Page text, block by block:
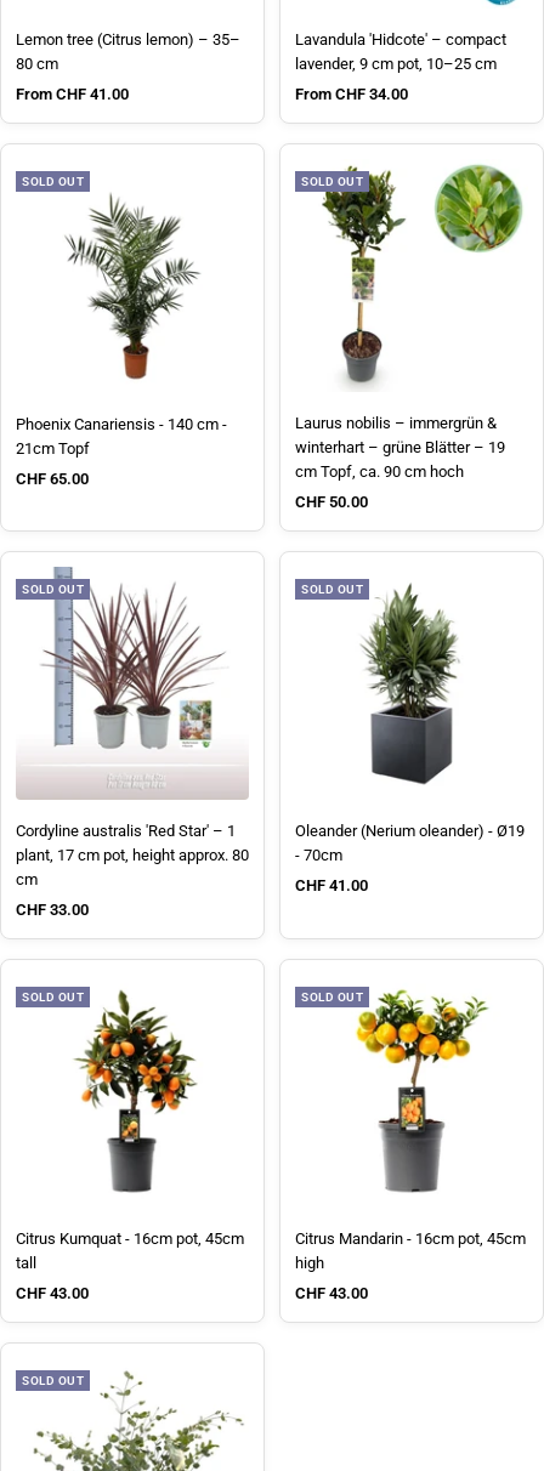
Lemon tree (Citrus lemon) – 35–
80 cm
Sale price
From CHF 41.00
Lavandula 'Hidcote' – compact
lavender, 9 cm pot, 10–25 cm
Sale price
From CHF 34.00
SOLD OUT
Phoenix Canariensis - 140 cm -
21cm Topf
Sale price
CHF 65.00
SOLD OUT
Laurus nobilis – immergrün &
winterhart – grüne Blätter – 19
cm Topf, ca. 90 cm hoch
Sale price
CHF 50.00
SOLD OUT
Cordyline australis 'Red Star' – 1
plant, 17 cm pot, height approx. 80
cm
Sale price
CHF 33.00
SOLD OUT
Oleander (Nerium oleander) - Ø19
- 70cm
Sale price
CHF 41.00
SOLD OUT
Citrus Kumquat - 16cm pot, 45cm
tall
Sale price
CHF 43.00
SOLD OUT
Citrus Mandarin - 16cm pot, 45cm
high
Sale price
CHF 43.00
SOLD OUT